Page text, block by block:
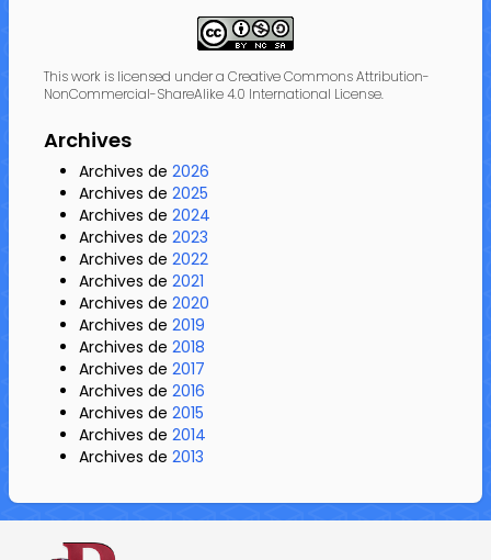
This work is licensed under a Creative Commons Attribution-
NonCommercial-ShareAlike 4.0 International License.
Archives
Archives de 2026
Archives de 2025
Archives de 2024
Archives de 2023
Archives de 2022
Archives de 2021
Archives de 2020
Archives de 2019
Archives de 2018
Archives de 2017
Archives de 2016
Archives de 2015
Archives de 2014
Archives de 2013